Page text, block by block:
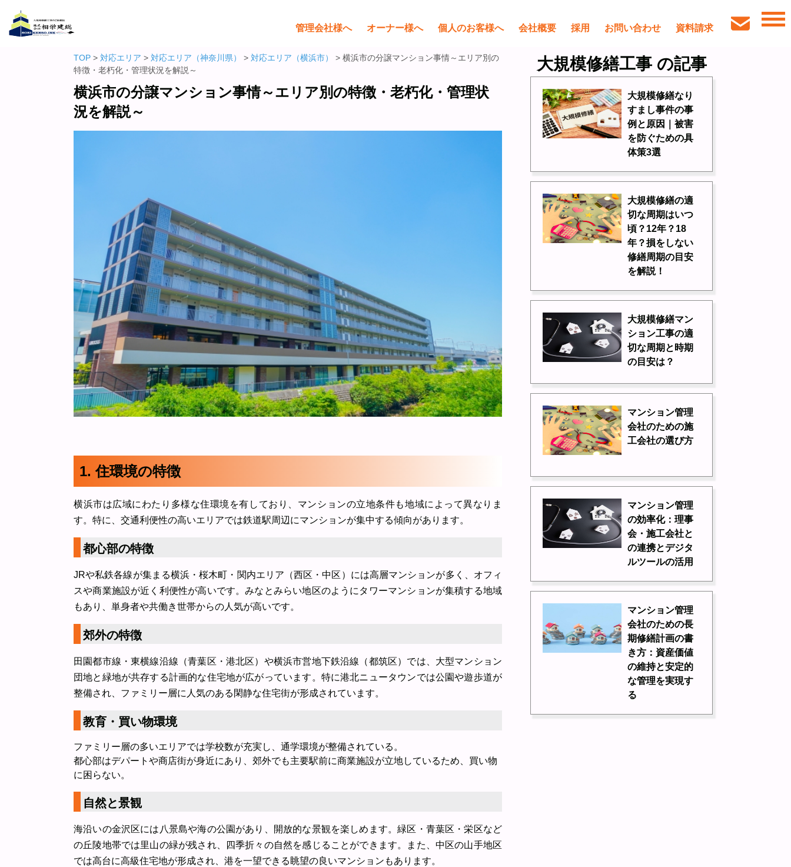
管理会社様へ オーナー様へ 個人のお客様へ 会社概要 採用 お問い合わせ 資料請求
TOP > 対応エリア > 対応エリア（神奈川県） > 対応エリア（横浜市）
> 横浜市の分譲マンション事情～エリア別の
特徴・老朽化・管理状況を解説～
横浜市の分譲マンション事情～エリア別の特徴・老朽化・管理状
況を解説～
1. 住環境の特徴
横浜市は広域にわたり多様な住環境を有しており、マンションの立地条件も地域によって異なりま
す。特に、交通利便性の高いエリアでは鉄道駅周辺にマンションが集中する傾向があります。
都心部の特徴
JRや私鉄各線が集まる横浜・桜木町・関内エリア（西区・中区）には高層マンションが多く、オフィ
スや商業施設が近く利便性が高いです。みなとみらい地区のようにタワーマンションが集積する地域
もあり、単身者や共働き世帯からの人気が高いです。
郊外の特徴
田園都市線・東横線沿線（青葉区・港北区）や横浜市営地下鉄沿線（都筑区）では、大型マンション
団地と緑地が共存する計画的な住宅地が広がっています。特に港北ニュータウンでは公園や遊歩道が
整備され、ファミリー層に人気のある閑静な住宅街が形成されています。
教育・買い物環境
ファミリー層の多いエリアでは学校数が充実し、通学環境が整備されている。
都心部はデパートや商店街が身近にあり、郊外でも主要駅前に商業施設が立地しているため、買い物
に困らない。
自然と景観
海沿いの金沢区には八景島や海の公園があり、開放的な景観を楽しめます。緑区・青葉区・栄区など
の丘陵地帯では里山の緑が残され、四季折々の自然を感じることができます。また、中区の山手地区
では高台に高級住宅地が形成され、港を一望できる眺望の良いマンションもあります。
大規模修繕工事 の記事
大規模修繕なり
すまし事件の事
例と原因｜被害
を防ぐための具
体策3選
大規模修繕の適
切な周期はいつ
頃？12年？18
年？損をしない
修繕周期の目安
を解説！
大規模修繕マン
ション工事の適
切な周期と時期
の目安は？
マンション管理
会社のための施
工会社の選び方
マンション管理
の効率化：理事
会・施工会社と
の連携とデジタ
ルツールの活用
マンション管理
会社のための長
期修繕計画の書
き方：資産価値
の維持と安定的
な管理を実現す
る